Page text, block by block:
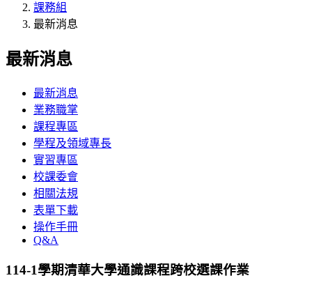
課務組
最新消息
最新消息
最新消息
業務職掌
課程專區
學程及領域專長
實習專區
校課委會
相關法規
表單下載
操作手冊
Q&A
114-1學期清華大學通識課程跨校選課作業